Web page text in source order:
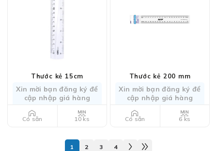
Thước kẻ 15cm
Xin mời bạn đăng ký để
cập nhập giá hàng
Có sẵn 10 ks
Thước kẻ 200 mm
Xin mời bạn đăng ký để
cập nhập giá hàng
Có sẵn 6 ks
1 2 3 4